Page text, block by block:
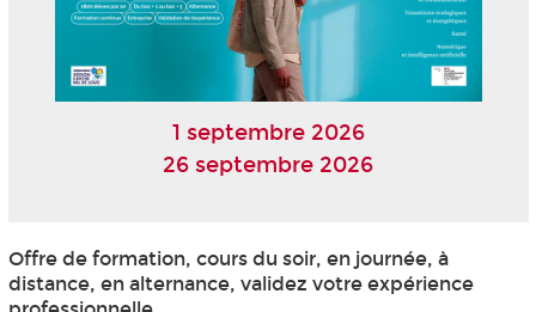
1 septembre 2026
26 septembre 2026
Offre de formation, cours du soir, en journée, à
distance, en alternance, validez votre expérience